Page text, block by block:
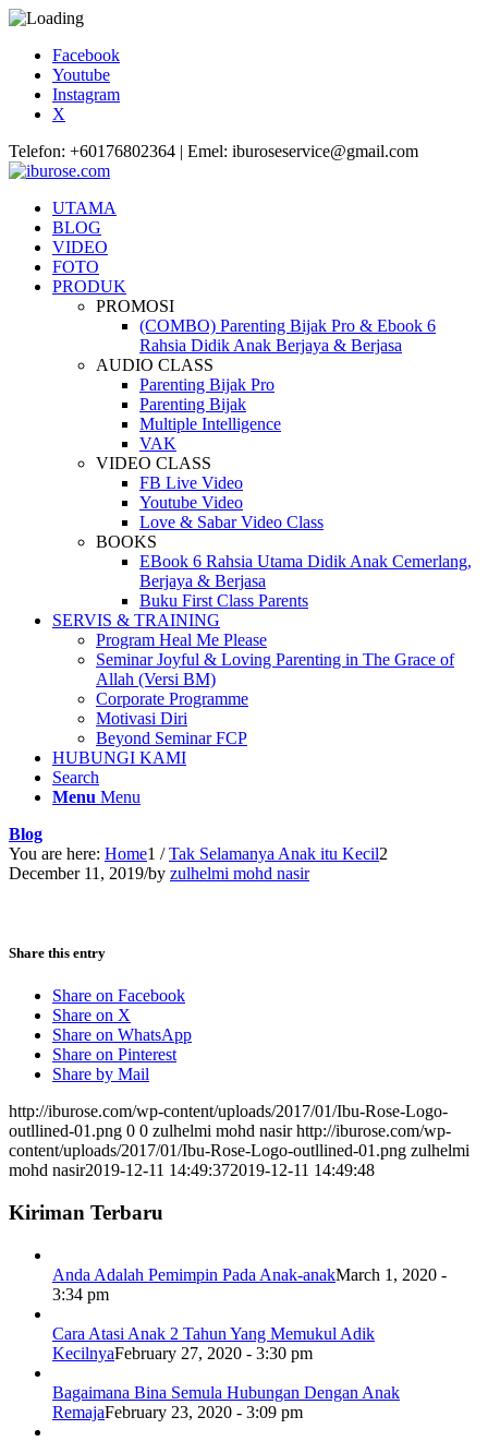
Facebook
Youtube
Instagram
X
Telefon: +60176802364 | Emel: iburoseservice@gmail.com
UTAMA
BLOG
VIDEO
FOTO
PRODUK
PROMOSI
(COMBO) Parenting Bijak Pro & Ebook 6
Rahsia Didik Anak Berjaya & Berjasa
AUDIO CLASS
Parenting Bijak Pro
Parenting Bijak
Multiple Intelligence
VAK
VIDEO CLASS
FB Live Video
Youtube Video
Love & Sabar Video Class
BOOKS
EBook 6 Rahsia Utama Didik Anak Cemerlang,
Berjaya & Berjasa
Buku First Class Parents
SERVIS & TRAINING
Program Heal Me Please
Seminar Joyful & Loving Parenting in The Grace of
Allah (Versi BM)
Corporate Programme
Motivasi Diri
Beyond Seminar FCP
HUBUNGI KAMI
Search
Menu Menu
Blog
You are here: Home1 / Tak Selamanya Anak itu Kecil2
December 11, 2019/by zulhelmi mohd nasir
Share this entry
Share on Facebook
Share on X
Share on WhatsApp
Share on Pinterest
Share by Mail
http://iburose.com/wp-content/uploads/2017/01/Ibu-Rose-Logo-
outllined-01.png 0 0 zulhelmi mohd nasir http://iburose.com/wp-
content/uploads/2017/01/Ibu-Rose-Logo-outllined-01.png zulhelmi
mohd nasir2019-12-11 14:49:372019-12-11 14:49:48
Kiriman Terbaru
Anda Adalah Pemimpin Pada Anak-anakMarch 1, 2020 -
3:34 pm
Cara Atasi Anak 2 Tahun Yang Memukul Adik
KecilnyaFebruary 27, 2020 - 3:30 pm
Bagaimana Bina Semula Hubungan Dengan Anak
RemajaFebruary 23, 2020 - 3:09 pm